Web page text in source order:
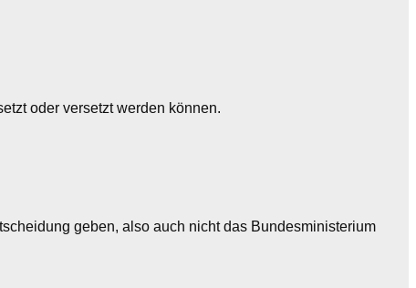
oder versetzt werden können.
geben, also auch nicht das Bundesministerium